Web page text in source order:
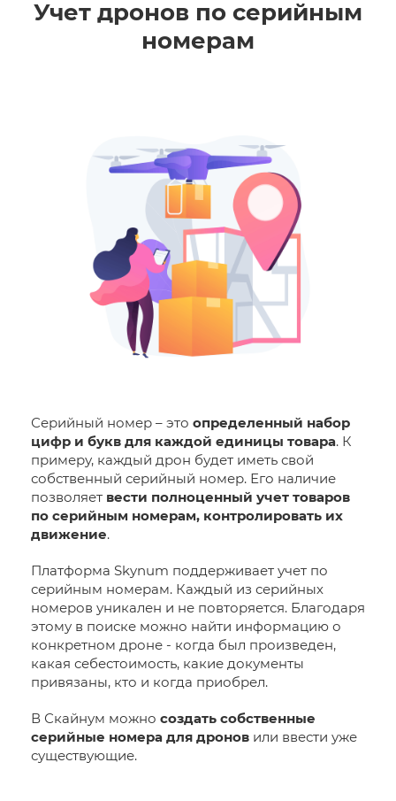
Учет дронов по серийным
номерам
Серийный номер – это определенный набор
цифр и букв для каждой единицы товара. К
примеру, каждый дрон будет иметь свой
собственный серийный номер. Его наличие
позволяет вести полноценный учет товаров
по серийным номерам, контролировать их
движение.
Платформа Skynum поддерживает учет по
серийным номерам. Каждый из серийных
номеров уникален и не повторяется. Благодаря
этому в поиске можно найти информацию о
конкретном дроне - когда был произведен,
какая себестоимость, какие документы
привязаны, кто и когда приобрел.
В Скайнум можно создать собственные
серийные номера для дронов или ввести уже
существующие.